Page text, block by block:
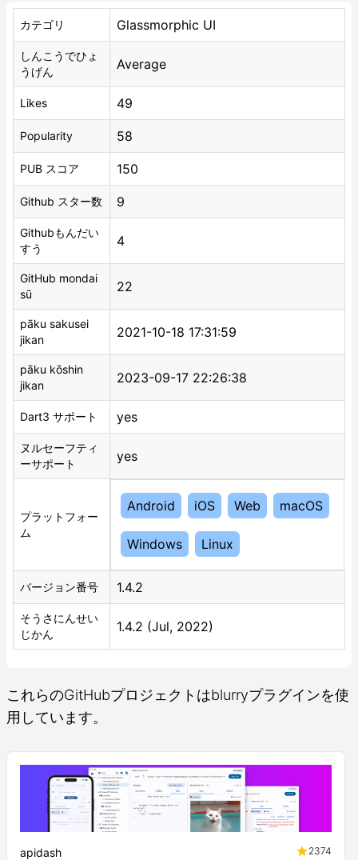
カテゴリ Glassmorphic UI
しんこうでひょ
うげん
Average
Likes 49
Popularity 58
PUB スコア 150
Github スター数 9
Githubもんだい
すう
4
GitHub mondai
sū
22
pāku sakusei
jikan
2021-10-18 17:31:59
pāku kōshin
jikan
2023-09-17 22:26:38
Dart3 サポート yes
ヌルセーフティ
ーサポート
yes
プラットフォー
ム
Android iOS Web macOS
Windows Linux
バージョン番号 1.4.2
そうさにんせい
じかん
1.4.2 (Jul, 2022)
これらのGitHubプロジェクトはblurryプラグインを使
用しています。
apidash
2374